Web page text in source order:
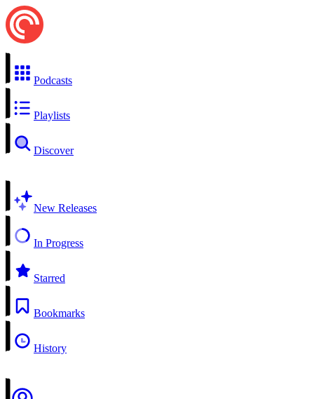
Podcasts
Playlists
Discover
New Releases
In Progress
Starred
Bookmarks
History